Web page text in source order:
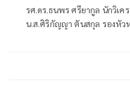
รศ.ดร.ธนพร ศรียากูล นักวิเค
น.ส.ศิริกัญญา ตันสกุล รองหั